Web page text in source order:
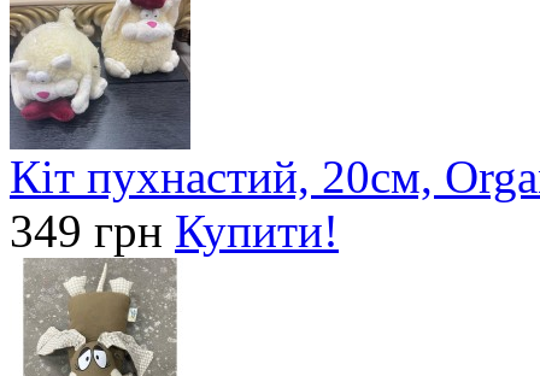
Кіт пухнастий, 20см,
349 грн Купити!